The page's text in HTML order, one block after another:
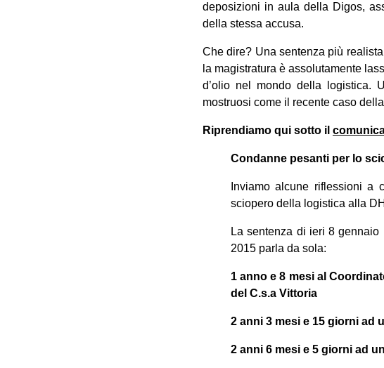
deposizioni in aula della Digos,
della stessa accusa.
Che dire? Una sentenza più
la magistratura è assolutamente
d’olio nel mondo della logistica.
mostruosi come il recente caso
Riprendiamo qui sotto il
Condanne pesanti per lo
Inviamo alcune riflessioni a
sciopero della logistica alla
La sentenza di ieri 8
2015 parla da sola:
1 anno e 8 mesi al
del C.s.a Vittoria
2 anni 3 mesi e 15 giorni ad
2 anni 6 mesi e 5 giorni ad